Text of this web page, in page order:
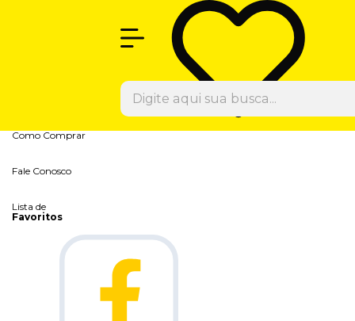
Como Comprar
Fale Conosco
Lista de
Favoritos